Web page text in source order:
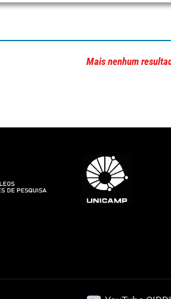
Mais nenhum